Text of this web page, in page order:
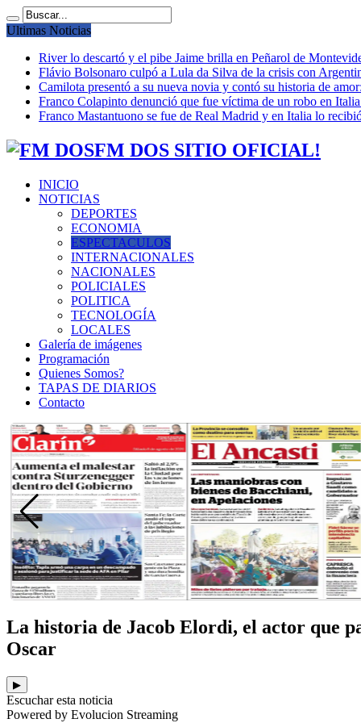
Ultimas Noticias
River lo descartó y el pibe Jaime brilla en Peñarol de
Flávio Bolsonaro culpó a Lula da Silva de la crisis con
Camilota presentó a su nueva novia y contó su historia de
Franco Colapinto denunció que fue víctima de un robo en
Franco Mastantuono se fue de Real Madrid y en Italia lo
FM DOS SITIO OFICIAL!
INICIO
NOTICIAS
DEPORTES
ECONOMIA
ESPECTACULOS
INTERNACIONALES
NACIONALES
POLICIALES
POLITICA
TECNOLOGÍA
LOCALES
Galería de imágenes
Programación
Quienes Somos?
TAPAS DE DIARIOS
Contacto
La historia de Jacob Elordi, el actor que
Oscar
▶
Escuchar esta noticia
Powered by Evolucion Streaming